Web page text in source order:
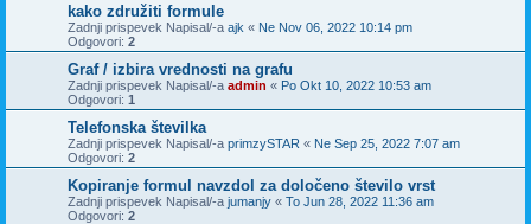
kako združiti formule
Zadnji prispevek Napisal/-a ajk « Ne Nov 06, 2022 10:14 pm
Odgovori: 2
Graf / izbira vrednosti na grafu
Zadnji prispevek Napisal/-a admin « Po Okt 10, 2022 10:53 am
Odgovori: 1
Telefonska številka
Zadnji prispevek Napisal/-a primzySTAR « Ne Sep 25, 2022 7:07 am
Odgovori: 2
Kopiranje formul navzdol za določeno število vrst
Zadnji prispevek Napisal/-a jumanjy « To Jun 28, 2022 11:36 am
Odgovori: 2